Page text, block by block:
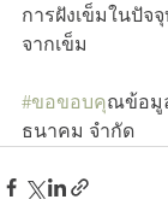
การฝังเข็มในปัจ
จากเข็ม
#ขอขอบคณข้อมู
ธนาคม จำกัด